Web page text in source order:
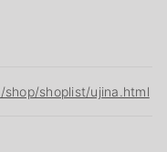
shoplist/ujina.html